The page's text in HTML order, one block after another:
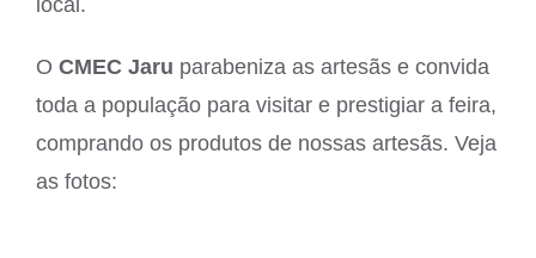
O CMEC Jaru parabeniza as artesãs e convida
toda a população para visitar e prestigiar a feira,
comprando os produtos de nossas artesãs. Veja
as fotos: